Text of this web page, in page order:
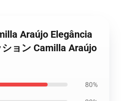
Araújo Elegância
ョン Camilla Araújo
80%